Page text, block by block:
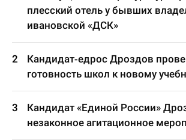
плесский отель у бывших
ивановской «ДСК»
Кандидат-едрос Дроздов
готовность школ к новому
Кандидат «Единой России»
незаконное агитационное